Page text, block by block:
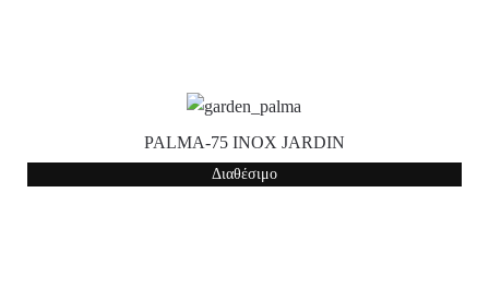
PALMA-75 INOX JARDIN
Διαθέσιμο